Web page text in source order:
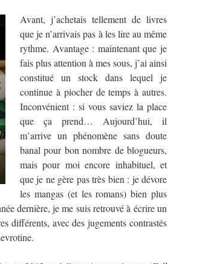
Avant, j’achetais tellement de livres
que je n’arrivais pas à les lire au même
rythme. Avantage : maintenant que je
fais plus attention à mes sous, j’ai ainsi
constitué un stock dans lequel je
continue à piocher de temps à autres.
Inconvénient : si vous saviez la place
que ça prend… Aujourd’hui, il
m’arrive un phénomène sans doute
banal pour bon nombre de blogueurs,
mais pour moi encore inhabituel, et
que je ne gère pas très bien : je dévore
les mangas (et les romans) bien plus
dernière, je me suis retrouvé à écrire un
différents, avec des jugements contrastés